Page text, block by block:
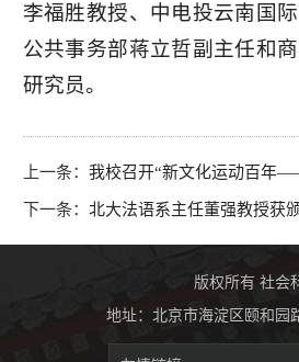
李福胜教授、中电投云南国
公共事务部蒋立哲副主任和
研究员。
上一条： 我校召开“新文化运动百年
下一条： 北大法语系主任董强教授获颁
版权所有 社会
地址：北京市海淀区颐和园路